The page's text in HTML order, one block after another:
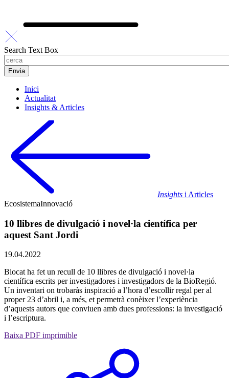
Search Text Box
Inici
Actualitat
Insights & Articles
Insights i Articles
EcosistemaInnovació
10 llibres de divulgació i novel·la científica per
aquest Sant Jordi
19.04.2022
Biocat ha fet un recull de 10 llibres de divulgació i novel·la
científica escrits per investigadores i investigadors de la BioRegió.
Un inventari on trobaràs inspiració a l’hora d’escollir regal per al
proper 23 d’abril i, a més, et permetrà conèixer l’experiència
d’aquests autors que conviuen amb dues professions: la investigació
i l’escriptura.
Baixa PDF imprimible